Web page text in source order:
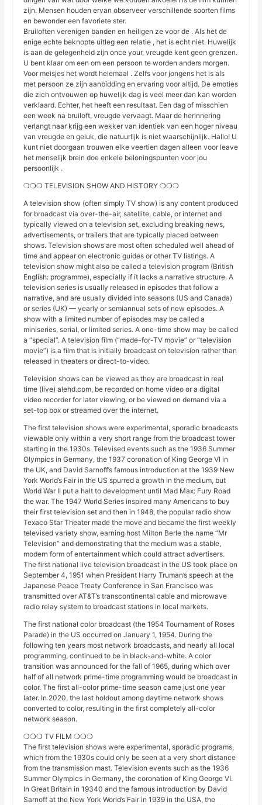
zijn. Mensen houden ervan observeer verschillende soorten films
en bewonder een favoriete ster.
Bruiloften verenigen banden en heiligen ze voor de . Als het de
enige echte beknopte uitleg een relatie , het is echt niet. Huwelijk
is aan de gelegenheid zijn once your, vreugde kent geen grenzen.
U bent klaar om een om een ​​persoon te worden anders morgen.
Voor meisjes het wordt helemaal . Zelfs voor jongens het is als
met persoon ze zijn aanbidding en ervaring voor altijd. De emoties
die zich ontvouwen op huwelijk dag is veel meer dan kan worden
verklaard. Echter, het heeft een resultaat. Een dag of misschien
een week na bruiloft, vreugde vervaagt. Maar de herinnering
verlangt naar krijg een wekker van identiek van een hoger niveau
van vreugde en geluk, die natuurlijk is niet waarschijnlijk. Hallo! U
kunt niet doorgaan trouwen elke veertien dagen alleen voor leave
het menselijk brein doe enkele beloningspunten voor jou
persoonlijk .
❍❍❍ TELEVISION SHOW AND HISTORY ❍❍❍
A television show (often simply TV show) is any content produced
for broadcast via over-the-air, satellite, cable, or internet and
typically viewed on a television set, excluding breaking news,
advertisements, or trailers that are typically placed between
shows. Television shows are most often scheduled well ahead of
time and appear on electronic guides or other TV listings. A
television show might also be called a television program (British
English: programme), especially if it lacks a narrative structure. A
television series is usually released in episodes that follow a
narrative, and are usually divided into seasons (US and Canada)
or series (UK) — yearly or semiannual sets of new episodes. A
show with a limited number of episodes may be called a
miniseries, serial, or limited series. A one-time show may be called
a “special”. A television film (“made-for-TV movie” or “television
movie”) is a film that is initially broadcast on television rather than
released in theaters or direct-to-video.
Television shows can be viewed as they are broadcast in real
time (live) alehd.com, be recorded on home video or a digital
video recorder for later viewing, or be viewed on demand via a
set-top box or streamed over the internet.
The first television shows were experimental, sporadic broadcasts
viewable only within a very short range from the broadcast tower
starting in the 1930s. Televised events such as the 1936 Summer
Olympics in Germany, the 1937 coronation of King George VI in
the UK, and David Sarnoff’s famous introduction at the 1939 New
York World’s Fair in the US spurred a growth in the medium, but
World War II put a halt to development until Mad Max: Fury Road
the war. The 1947 World Series inspired many Americans to buy
their first television set and then in 1948, the popular radio show
Texaco Star Theater made the move and became the first weekly
televised variety show, earning host Milton Berle the name “Mr
Television” and demonstrating that the medium was a stable,
modern form of entertainment which could attract advertisers.
The first national live television broadcast in the US took place on
September 4, 1951 when President Harry Truman’s speech at the
Japanese Peace Treaty Conference in San Francisco was
transmitted over AT&T’s transcontinental cable and microwave
radio relay system to broadcast stations in local markets.
The first national color broadcast (the 1954 Tournament of Roses
Parade) in the US occurred on January 1, 1954. During the
following ten years most network broadcasts, and nearly all local
programming, continued to be in black-and-white. A color
transition was announced for the fall of 1965, during which over
half of all network prime-time programming would be broadcast in
color. The first all-color prime-time season came just one year
later. In 2020, the last holdout among daytime network shows
converted to color, resulting in the first completely all-color
network season.
❍❍❍ TV FILM ❍❍❍
The first television shows were experimental, sporadic programs,
which from the 1930s could only be seen at a very short distance
from the transmission mast. Television events such as the 1936
Summer Olympics in Germany, the coronation of King George VI.
In Great Britain in 19340 and the famous introduction by David
Sarnoff at the New York World’s Fair in 1939 in the USA, the